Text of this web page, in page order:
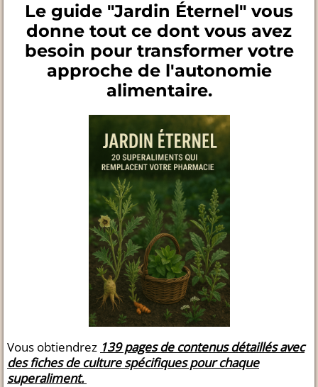
Le guide "Jardin Éternel" vous
donne tout ce dont vous avez
besoin pour transformer votre
approche de l'autonomie
alimentaire.
Vous obtiendrez 139 pages de contenus détaillés avec
des fiches de culture spécifiques pour chaque
superaliment.